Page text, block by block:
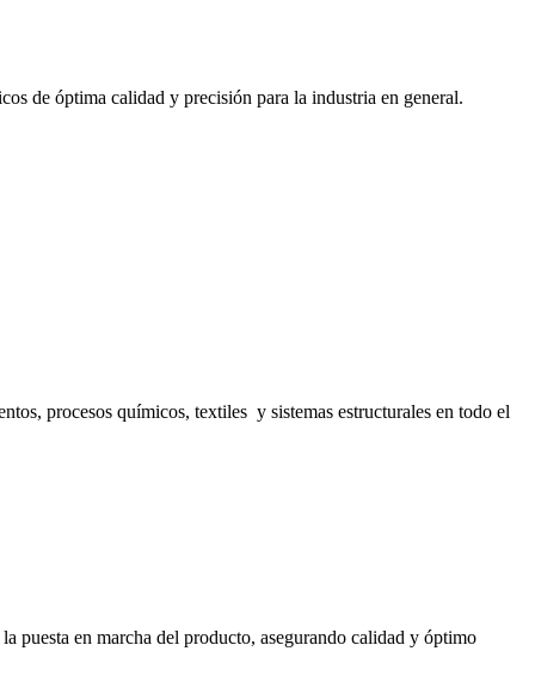
de óptima calidad y precisión para la industria en general.
procesos químicos, textiles y sistemas estructurales en todo el
puesta en marcha del producto, asegurando calidad y óptimo